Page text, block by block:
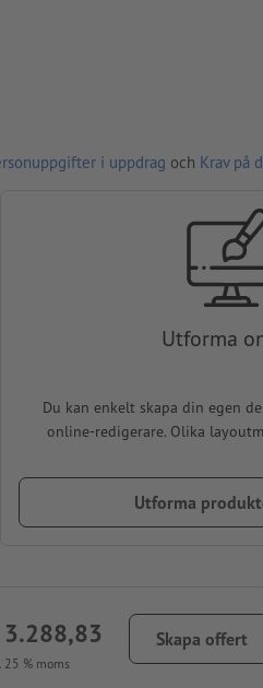
i uppdrag och Krav på
Utforma
Du kan enkelt skapa din egen
online-redigerare. Olika
Utforma
25 % moms
Skapa offert